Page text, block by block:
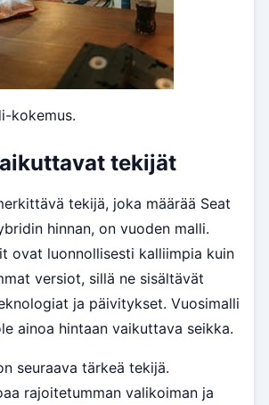
kokemus.
tekijät
tekijä, joka määrää Seat
hinnan, on vuoden malli.
ovat luonnollisesti kalliimpia kuin
versiot, sillä ne sisältävät
ja päivitykset. Vuosimalli
ainoa hintaan vaikuttava seikka.
seuraava tärkeä tekijä.
rajoitetumman valikoiman ja